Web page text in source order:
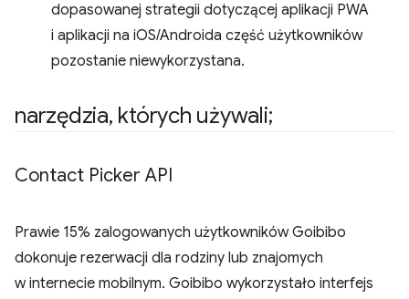
dopasowanej strategii dotyczącej aplikacji PWA
i aplikacji na iOS/Androida część użytkowników
pozostanie niewykorzystana.
narzędzia, których używali;
Contact Picker API
Prawie 15% zalogowanych użytkowników Goibibo
dokonuje rezerwacji dla rodziny lub znajomych
w internecie mobilnym. Goibibo wykorzystało interfejs